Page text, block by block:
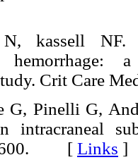
kassell NF.
Crit Care
G, Pinelli G,
intracraneal
600. [ Links ]